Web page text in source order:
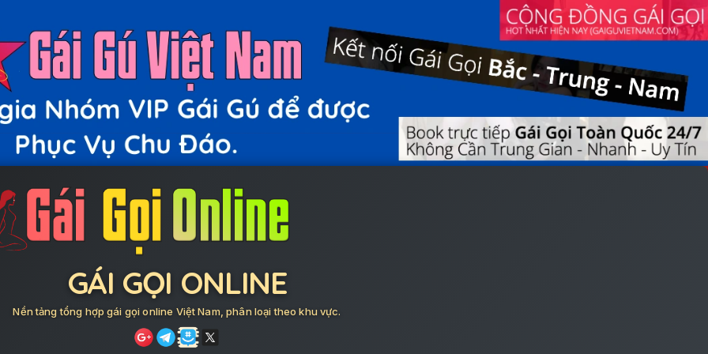
GÁI GỌI ONLINE
Nền tảng tổng hợp gái gọi online Việt Nam, phân loại theo khu vực.